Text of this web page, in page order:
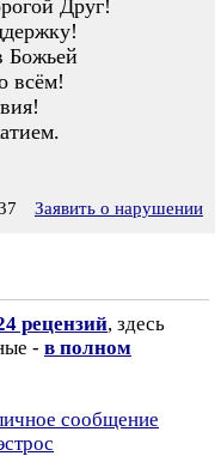
Друг!
Божьей
всём!
Заявить о нарушении
рецензий, здесь
- в полном
сообщение